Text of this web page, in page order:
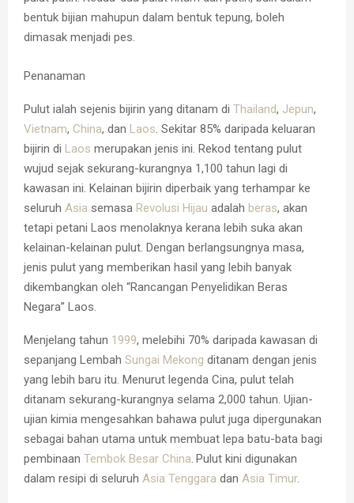
bentuk bijian mahupun dalam bentuk tepung, boleh
dimasak menjadi pes.
Penanaman
Pulut ialah sejenis bijirin yang ditanam di Thailand, Jepun,
Vietnam, China, dan Laos . Sekitar 85% daripada keluaran
bijirin di Laos merupakan jenis ini. Rekod tentang pulut
wujud sejak sekurang-kurangnya 1,100 tahun lagi di
kawasan ini. Kelainan bijirin diperbaik yang terhampar ke
seluruh Asia semasa Revolusi Hijau adalah beras, akan
tetapi petani Laos menolaknya kerana lebih suka akan
kelainan-kelainan pulut. Dengan berlangsungnya masa,
jenis pulut yang memberikan hasil yang lebih banyak
dikembangkan oleh “Rancangan Penyelidikan Beras
Negara” Laos.
Menjelang tahun 1999, melebihi 70% daripada kawasan di
sepanjang Lembah Sungai Mekong ditanam dengan jenis
yang lebih baru itu. Menurut legenda Cina, pulut telah
ditanam sekurang-kurangnya selama 2,000 tahun. Ujian-
ujian kimia mengesahkan bahawa pulut juga dipergunakan
sebagai bahan utama untuk membuat lepa batu-bata bagi
pembinaan Tembok Besar China Pulut kini digunakan
dalam resipi di seluruh Asia Tenggara dan Asia Timur.